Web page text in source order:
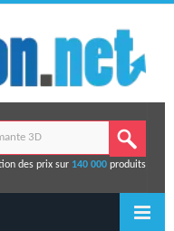
des prix sur 140 000produits